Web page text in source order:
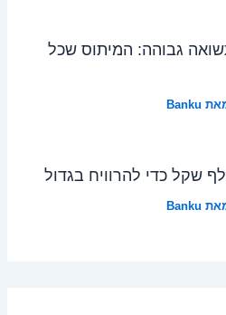
גבוהה: המיתוס שכל
Banku
Banku